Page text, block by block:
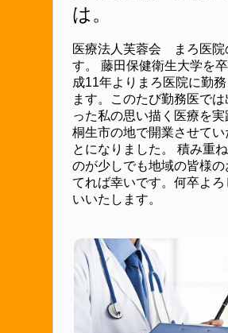
は。
医療法人芙蓉会 まろ医院
す。 藤田保健衛生大学を
成11年よりまろ医院に勤務
ます。
このたび勤務医で
った私の思い描く医療を実
桐生市の地で開業させてい
とになりました。 積み重
のが少しでも地域の皆様の
てれば幸いです。何卒よろ
いいたします。